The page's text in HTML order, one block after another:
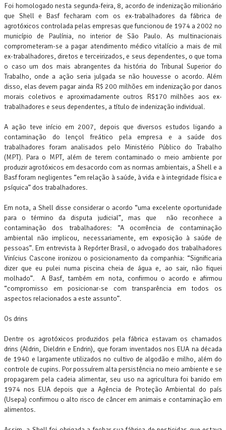
Foi homologado nesta segunda-feira, 8, acordo de indenização milionário
que Shell e Basf fecharam com os ex-trabalhadores da fábrica de
agrotóxicos controlada pelas empresas que funcionou de 1974 a 2002 no
município de Paulínia, no interior de São Paulo. As multinacionais
comprometeram-se a pagar atendimento médico vitalício a mais de mil
ex-trabalhadores, diretos e terceirizados, e seus dependentes, o que torna
o caso um dos mais abrangentes da história do Tribunal Superior do
Trabalho, onde a ação seria julgada se não houvesse o acordo. Além
disso, elas devem pagar ainda R$ 200 milhões em indenização por danos
morais coletivos e aproximadamente outros R$170 milhões aos ex-
trabalhadores e seus dependentes, a título de indenização individual.
A ação teve início em 2007, depois que diversos estudos ligando a
contaminação do lençol freático pela empresa e a saúde dos
trabalhadores foram analisados pelo Ministério Público do Trabalho
(MPT). Para o MPT, além de terem contaminado o meio ambiente por
produzir agrotóxicos em desacordo com as normas ambientais, a Shell e a
Basf foram negligentes “em relação à saúde, à vida e à integridade física e
psíquica” dos trabalhadores.
Em nota, a Shell disse considerar o acordo “uma excelente oportunidade
para o término da disputa judicial”, mas que não reconhece a
contaminação dos trabalhadores: “A ocorrência de contaminação
ambiental não implicou, necessariamente, em exposição à saúde de
pessoas”. Em entrevista à Repórter Brasil, o advogado dos trabalhadores
Vinícius Cascone ironizou o posicionamento da companhia: “Significaria
dizer que eu pulei numa piscina cheia de água e, ao sair, não fiquei
molhado”. A Basf, também em nota, confirmou o acordo e afirmou
“compromisso em posicionar-se com transparência em todos os
aspectos relacionados a este assunto”.
Os drins
Dentre os agrotóxicos produzidos pela fábrica estavam os chamados
drins (Aldrin, Dieldrin e Endrin), que foram inventados nos EUA na década
de 1940 e largamente utilizados no cultivo de algodão e milho, além do
controle de cupins. Por possuírem alta persistência no meio ambiente e se
propagarem pela cadeia alimentar, seu uso na agricultura foi banido em
1974 nos EUA depois que a Agência de Proteção Ambiental do país
(Usepa) confirmou o alto risco de câncer em animais e contaminação em
alimentos.